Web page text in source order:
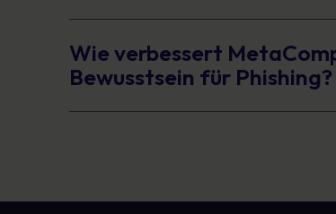
Wie verbessert
Bewusstsein für Phishing?